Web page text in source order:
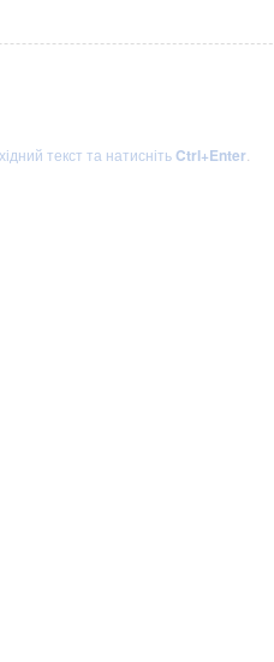
текст та натиснітьCtrl+Enter.